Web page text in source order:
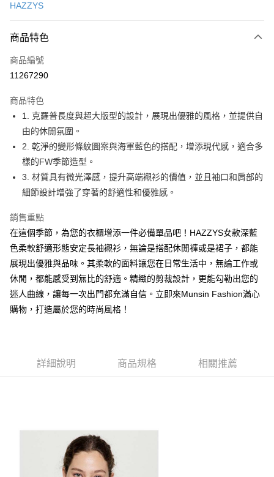
LINE Pay
Apple Pay
悠遊付
大哥付你分期
相關說明
【大哥付你分期使用說明】
1.本服務由台灣大哥大提供，台灣大哥大用戶可立即使用無須另外申請。
2.付款方式選擇「大哥付你分期」，訂單成立後會自動跳轉到大哥付的交易
流程，驗證手機門號後，選擇欲分期的期數、繳款截止日，確認付款後即完
3.實際核准額度、可分期數及費用金額請依後續交易確認頁面所載為準。
4.訂單成立30分鐘內，如未前往確認交易或遇審核未通過，訂單將自動取
消。如遇「轉專審核」未通過狀況，表示未達大哥付你分期系統評分，恕無
法說明評估內容。
1.分期款項不併入電信帳單，「大哥付你分期」於每月結算日後寄送繳費提
醒簡訊。
2.透過簡訊連結打開帳單後，可選擇「超商條碼／台灣大直營門市／銀行轉
帳／街口支付／iPASS MONEY」等通路繳費。
2.基於同意付款使用「大哥付你分期」之契約關係目的，商店將以您的個人
AFTEE先享後付
相關說明
【關於「AFTEE先享後付」】
便利好安心！
１．簡單：不需註冊會員、不需綁卡、不需儲值。
２．便利：只要手機號碼，簡訊認證，即可結帳。
３．安心：先確認商品／服務後，再付款。
【「AFTEE先享後付」結帳流程】
１．於結帳方式選擇「AFTEE先享後付」後，將跳轉至「AFTEE先享後付」
結帳頁面，進行簡訊認證並確認金額後，即可完成結帳。
２．訂單成立數日內，您將收到繳費通知簡訊。
３．收到繳費通知簡訊後14天內，點擊此簡訊中的連結，可透過四大超商／
後付繳納相關費用。
易，需依本服務之必要範圍內提供個人資料，並將交易相關給付款項請求債
權轉讓予恩沛科技股份有限公司。
２．關於個人資料處理事宜，請瀏覽以下網址：
https://aftee.tw/terms/#terms3
運送方式
全家取貨付款
付款後全家取貨
免運費
付款後7-11取貨
HAZZYS
商品特色
商品編號
11267290
商品特色
1. 克羅普長度與超大版型的設計，展現出優雅的風格，並提供自
由的休閒氛圍。
2. 乾淨的變形條紋圖案與海軍藍色的搭配，增添現代感，適合多
樣的FW季節造型。
3. 材質具有微光澤感，提升高端襯衫的價值，並且袖口和肩部的
細節設計增強了穿著的舒適性和優雅感。
銷售重點
在這個季節，為您的衣櫃增添一件必備單品吧！HAZZYS女款深藍
色柔軟舒適形態安定長袖襯衫，無論是搭配休閒褲或是裙子，都能
展現出優雅與品味。其柔軟的面料讓您在日常生活中，無論工作或
休閒，都能感受到無比的舒適。精緻的剪裁設計，更能勾勒出您的
迷人曲線，讓每一次出門都充滿自信。立即來Munsin Fashion滿心
購物，打造屬於您的時尚風格！
詳細說明 商品規格 相關推薦